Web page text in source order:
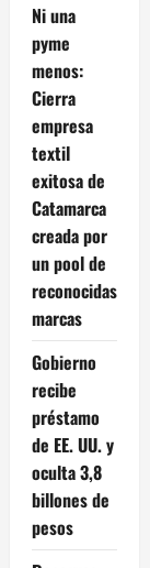
Ni una
pyme
menos:
Cierra
empresa
textil
exitosa de
Catamarca
creada por
un pool de
reconocidas
marcas
Gobierno
recibe
préstamo
de EE. UU. y
oculta 3,8
billones de
pesos